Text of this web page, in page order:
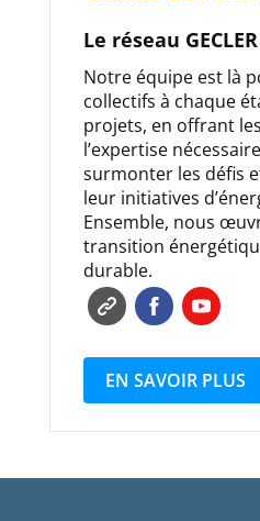
Le réseau GECLER
Notre équipe est là
collectifs à chaque
projets, en offrant
l’expertise
surmonter les défis
leur initiatives
Ensemble, nous
transition
durable.
EN SAVOIR PLUS